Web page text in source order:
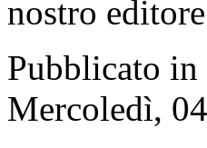
nostro
Pubblicato in
Mercoledì,